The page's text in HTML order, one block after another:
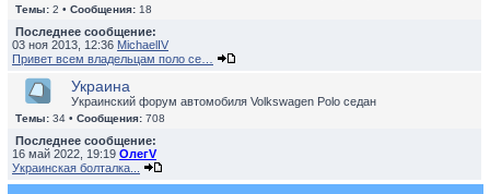
Темы: 2 • Сообщения: 18
Последнее сообщение:
03 ноя 2013, 12:36 MichaelIV
Привет всем владельцам поло се…
Украина
Украинский форум автомобиля Volkswagen Polo седан
Темы: 34 • Сообщения: 708
Последнее сообщение:
16 май 2022, 19:19 ОлегV
Украинская болталка...